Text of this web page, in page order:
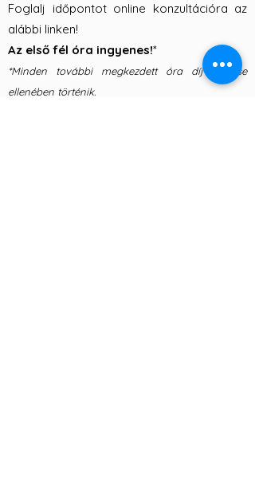
Foglalj időpontot online konzultációra az
alábbi linken!
Az első fél óra ingyenes!*
*Minden további megkezdett óra díj fizetése
ellenében történik.